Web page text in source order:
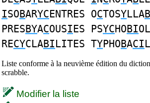
ISOBARYCENTRES OCTOSYLLA
PRESBYACOUSIES PSYCHOBI
RECYCLABILITES TYPHOBACI
Liste conforme à la neuvième édition du
scrabble.
Modifier la liste